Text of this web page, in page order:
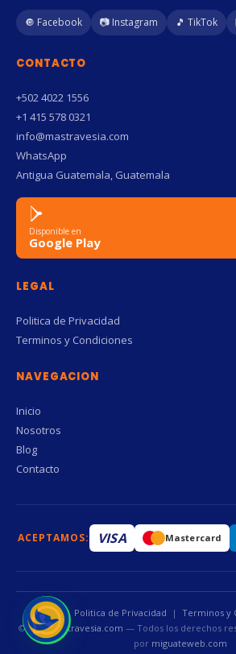
🔘 Facebook 📷 Instagram 🎵 TikTok
CONTACTO
+502 4022 1556
+1 415 578 0321
info@mastravesia.com
WhatsApp
Antigua Guatemala, Guatemala
Disponible en
Google Play
LEGAL
Politica de Privacidad
Terminos y Condiciones
NAVEGACION
Inicio
Nosotros
Blog
Contacto
ACEPTAMOS: VISA Mastercard
Politica de Privacidad | Terminos y
© 2026mastravesia.com — Todos los derechos
por miguateweb.com